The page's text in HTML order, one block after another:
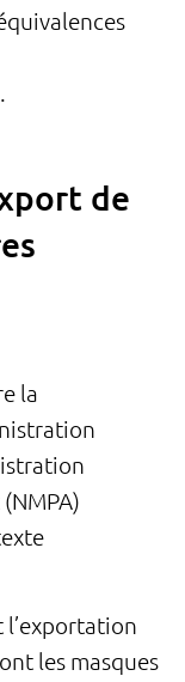
de
la
les masques